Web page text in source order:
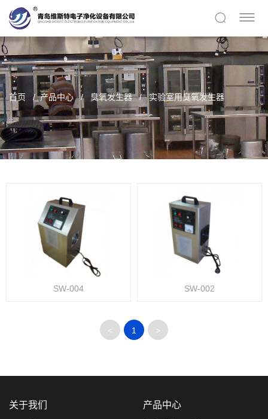
首页 产品中心 臭氧发生器 实验室用臭氧发生器
SW-004 SW-002
< 1 >
关于我们 产品中心